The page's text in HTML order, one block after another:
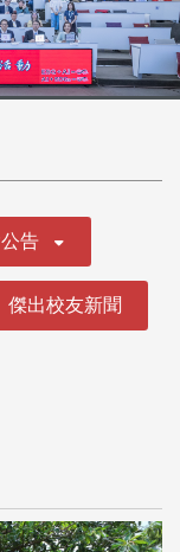
告
傑出校友新聞